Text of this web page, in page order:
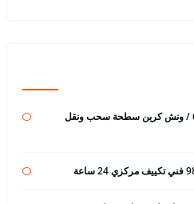
ونش ابو حليفة رقم / 65557275 / ونش كرين سطحة سحب ونقل